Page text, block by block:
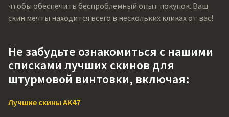
чтобы обеспечить беспроблемный опыт покупок. Ваш
скин мечты находится всего в нескольких кликах от вас!
Не забудьте ознакомиться с нашими
списками лучших скинов для
штурмовой винтовки, включая:
Лучшие скины AK47